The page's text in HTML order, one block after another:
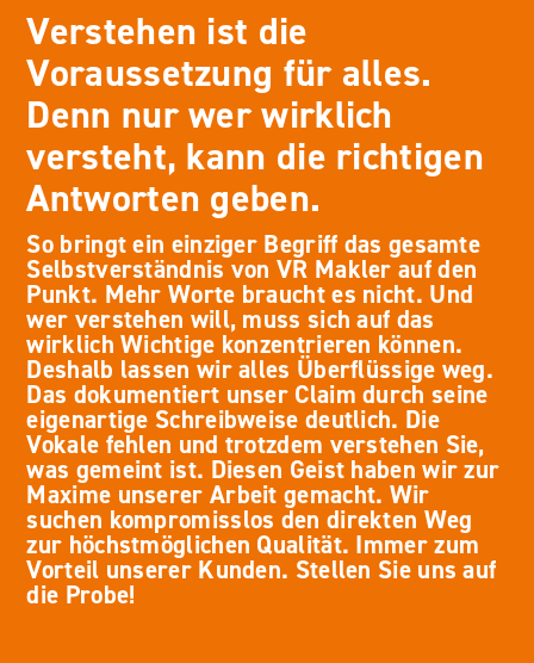
Verstehen ist die
Voraussetzung für alles.
Denn nur wer wirklich
versteht, kann die richtigen
Antworten geben.
So bringt ein einziger Begriff das gesamte
Selbstverständnis von VR Makler auf den
Punkt. Mehr Worte braucht es nicht. Und
wer verstehen will, muss sich auf das
wirklich Wichtige konzentrieren können.
Deshalb lassen wir alles Überflüssige weg.
Das dokumentiert unser Claim durch seine
eigenartige Schreibweise deutlich. Die
Vokale fehlen und trotzdem verstehen Sie,
was gemeint ist. Diesen Geist haben wir zur
Maxime unserer Arbeit gemacht. Wir
suchen kompromisslos den direkten Weg
zur höchstmöglichen Qualität. Immer zum
Vorteil unserer Kunden. Stellen Sie uns auf
die Probe!